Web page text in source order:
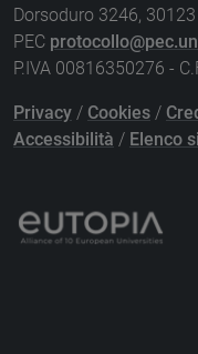
Dorsoduro 3246,
PEC
P.IVA 00816350276 -
Privacy / Cookies /
Accessibilità / Elenco